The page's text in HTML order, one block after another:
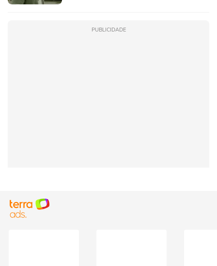
PUBLICIDADE